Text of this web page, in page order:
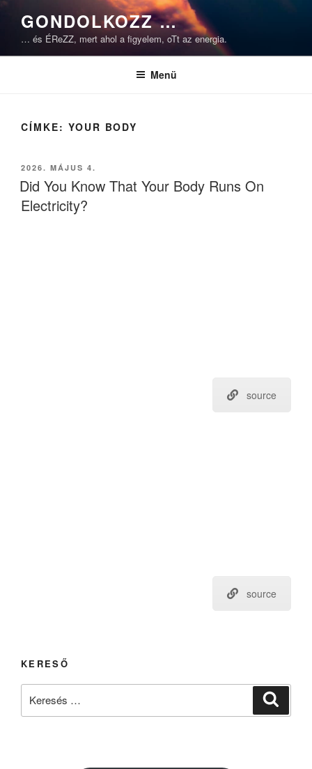
Tartalomhoz
GONDOLKOZZ …
… és ÉReZZ, mert ahol a figyelem, oTt az energia.
Menü
CÍMKE: YOUR BODY
BEKÜLDVE:
2026. MÁJUS 4.
Did You Know That Your Body Runs On
Electricity?
source
source
KERESŐ